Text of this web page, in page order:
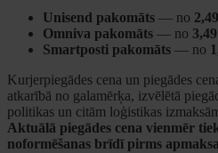
Unisend pakomāts — no
Omniva pakomāts — no
Smartposti pakomāts — no
Kurjerpiegādes cena un piegādes
atkarībā no galamērķa, izvēlētā
politikas un citām loģistikas
Aktuālā piegādes cena vienmēr
noformēšanas brīdī pirms